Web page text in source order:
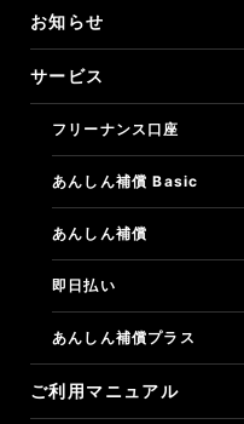
サービス
フリーナンス口座
即日払い/ファクタリング
しごとの保険/損保Basic
くらしの保険/所得補償
バーチャルオフィス
お知らせ
サービス
フリーナンス口座
あんしん補償 Basic
あんしん補償
即日払い
あんしん補償プラス
ご利用マニュアル